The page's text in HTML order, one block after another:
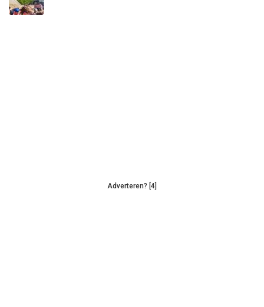
Adverteren? [4]